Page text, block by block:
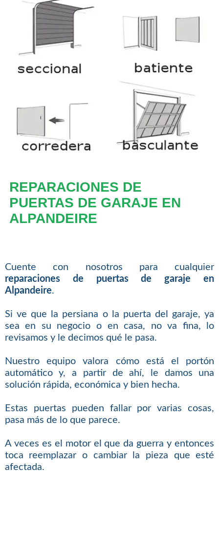
REPARACIONES DE
PUERTAS DE GARAJE EN
ALPANDEIRE
Cuente con nosotros para cualquier
reparaciones de puertas de garaje en
Alpandeire.
Si ve que la persiana o la puerta del garaje, ya
sea en su negocio o en casa, no va fina, lo
revisamos y le decimos qué le pasa.
Nuestro equipo valora cómo está el portón
automático y, a partir de ahí, le damos una
solución rápida, económica y bien hecha.
Estas puertas pueden fallar por varias cosas,
pasa más de lo que parece.
A veces es el motor el que da guerra y entonces
toca reemplazar o cambiar la pieza que esté
afectada.